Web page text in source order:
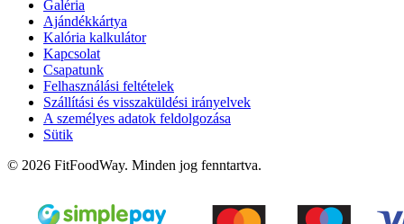
Galéria
Ajándékkártya
Kalória kalkulátor
Kapcsolat
Csapatunk
Felhasználási feltételek
Szállítási és visszaküldési irányelvek
A személyes adatok feldolgozása
Sütik
© 2026 FitFoodWay. Minden jog fenntartva.